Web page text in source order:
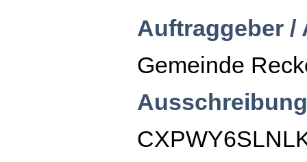
Auftraggeber /
Gemeinde